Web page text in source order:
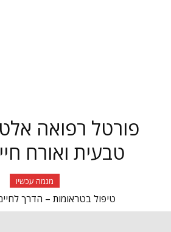
פורטל רפואה
טבעית ואורח
מגמה עכשיו
טיפול בטראומות – הדרך
שירותים רפואיים עד הבית: נוחות